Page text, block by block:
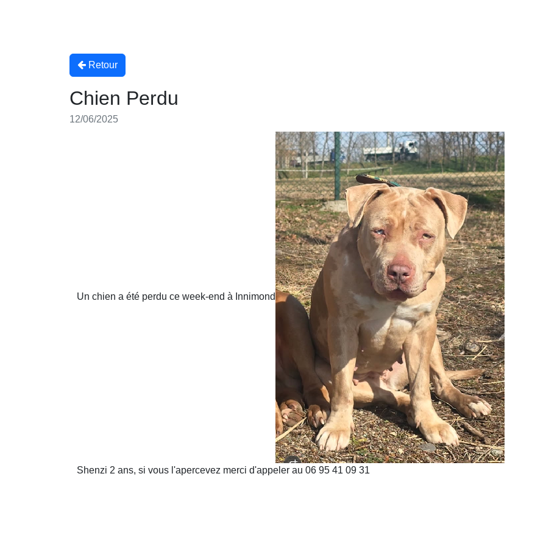
Retour
Chien Perdu
12/06/2025
Un chien a été perdu ce week-end à Innimond
Shenzi 2 ans, si vous l'apercevez merci d'appeler au 06 95 41 09 31